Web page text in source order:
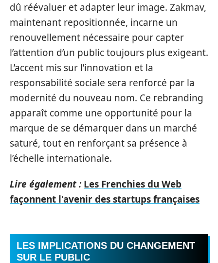
dû réévaluer et adapter leur image. Zakmav,
maintenant repositionnée, incarne un
renouvellement nécessaire pour capter
l’attention d’un public toujours plus exigeant.
L’accent mis sur l’innovation et la
responsabilité sociale sera renforcé par la
modernité du nouveau nom. Ce rebranding
apparaît comme une opportunité pour la
marque de se démarquer dans un marché
saturé, tout en renforçant sa présence à
l’échelle internationale.
Lire également : Les Frenchies du Web
façonnent l'avenir des startups françaises
LES IMPLICATIONS DU CHANGEMENT
SUR LE PUBLIC